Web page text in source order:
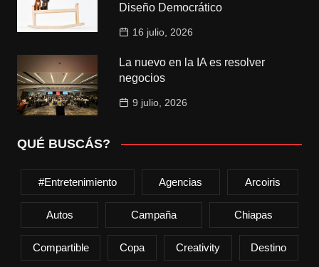
Diseño Democrático
16 julio, 2026
La nuevo en la IA es resolver
negocios
9 julio, 2026
QUÉ BUSCÁS?
#entretenimiento Agencias Arcoiris
Autos Campaña Chiapas
Compartible Copa Creativity Destino